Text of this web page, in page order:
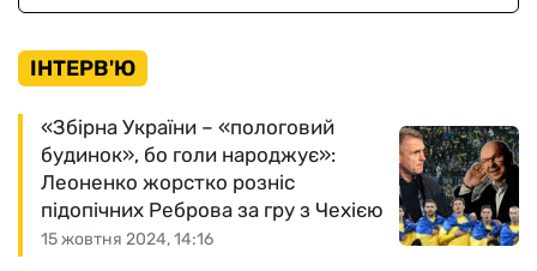
ІНТЕРВ'Ю
15 жовтня 2024, 14:16
«Збірна України – «пологовий
будинок», бо голи народжує»:
Леоненко жорстко розніс
підопічних Реброва за гру з Чехією